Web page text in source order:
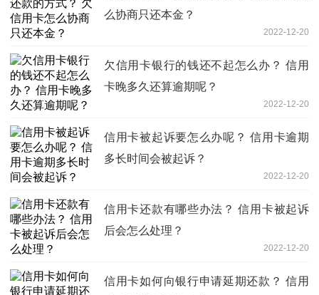
么协商只还本金？
2022-12-20
欠信用卡银行的钱还不起怎么办？ 信用
卡晚多久还算逾期呢？
2022-12-20
信用卡被起诉要怎么办呢？ 信用卡逾期
多长时间会被起诉？
2022-12-20
信用卡还款有哪些办法？ 信用卡被起诉
后会怎么处理？
2022-12-20
信用卡如何向银行申请延期还款？ 信用